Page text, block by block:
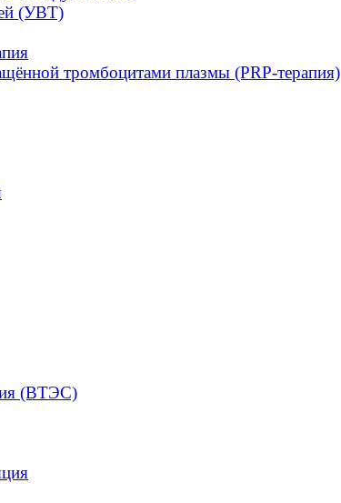
(УВТ)
тромбоцитами плазмы (PRP-терапия)
(ВТЭС)